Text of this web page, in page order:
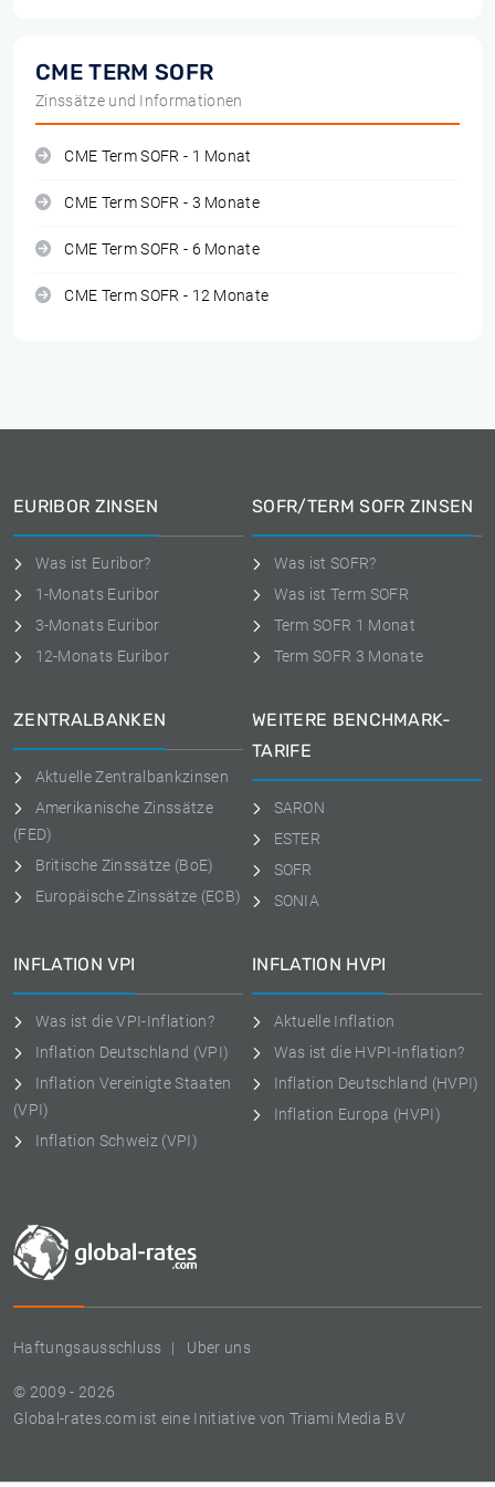
CME TERM SOFR
Zinssätze und Informationen
CME Term SOFR - 1 Monat
CME Term SOFR - 3 Monate
CME Term SOFR - 6 Monate
CME Term SOFR - 12 Monate
Haftungsausschluss Uber uns
© 2009 - 2026
Global-rates.com ist eine Initiative von Triami Media BV
EURIBOR ZINSEN
Was ist Euribor?
1-Monats Euribor
3-Monats Euribor
12-Monats Euribor
SOFR/TERM SOFR ZINSEN
Was ist SOFR?
Was ist Term SOFR
Term SOFR 1 Monat
Term SOFR 3 Monate
ZENTRALBANKEN
Aktuelle Zentralbankzinsen
Amerikanische Zinssätze
(FED)
Britische Zinssätze (BoE)
Europäische Zinssätze (ECB)
WEITERE BENCHMARK-
TARIFE
SARON
ESTER
SOFR
SONIA
INFLATION VPI
Was ist die VPI-Inflation?
Inflation Deutschland (VPI)
Inflation Vereinigte Staaten
(VPI)
Inflation Schweiz (VPI)
INFLATION HVPI
Aktuelle Inflation
Was ist die HVPI-Inflation?
Inflation Deutschland (HVPI)
Inflation Europa (HVPI)